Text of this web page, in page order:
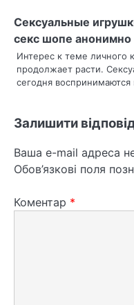
п
и
с
і
Сексуальные
секс шопе анонимно
Интерес к теме личного
продолжает расти.
сегодня
Залишити
Ваша e-mail адреса
Обов’язкові поля
Коментар *